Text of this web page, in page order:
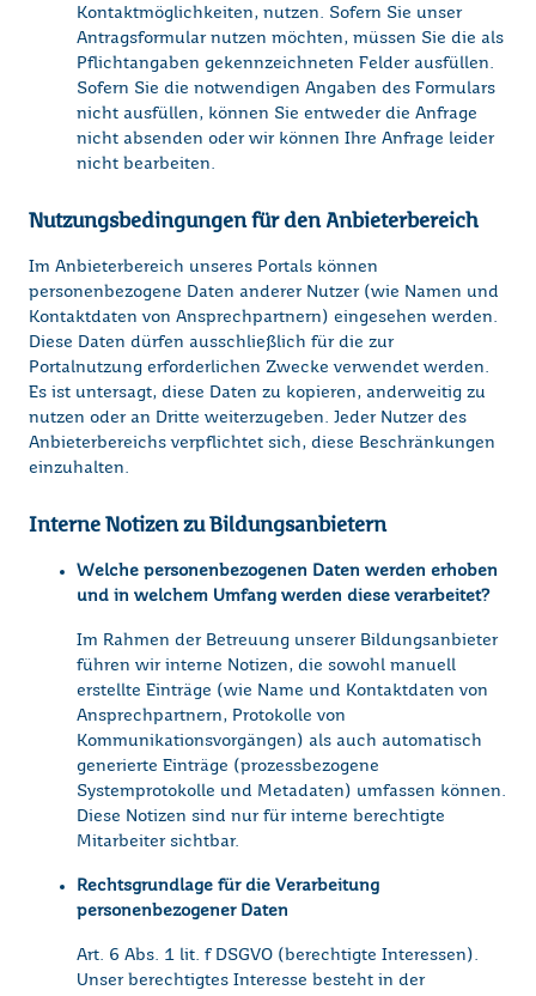
Kontaktmöglichkeiten, nutzen. Sofern Sie unser
Antragsformular nutzen möchten, müssen Sie die als
Pflichtangaben gekennzeichneten Felder ausfüllen.
Sofern Sie die notwendigen Angaben des Formulars
nicht ausfüllen, können Sie entweder die Anfrage
nicht absenden oder wir können Ihre Anfrage leider
nicht bearbeiten.
Nutzungsbedingungen für den Anbieterbereich
Im Anbieterbereich unseres Portals können
personenbezogene Daten anderer Nutzer (wie Namen und
Kontaktdaten von Ansprechpartnern) eingesehen werden.
Diese Daten dürfen ausschließlich für die zur
Portalnutzung erforderlichen Zwecke verwendet werden.
Es ist untersagt, diese Daten zu kopieren, anderweitig zu
nutzen oder an Dritte weiterzugeben. Jeder Nutzer des
Anbieterbereichs verpflichtet sich, diese Beschränkungen
einzuhalten.
Interne Notizen zu Bildungsanbietern
Welche personenbezogenen Daten werden erhoben
und in welchem Umfang werden diese verarbeitet?
Im Rahmen der Betreuung unserer Bildungsanbieter
führen wir interne Notizen, die sowohl manuell
erstellte Einträge (wie Name und Kontaktdaten von
Ansprechpartnern, Protokolle von
Kommunikationsvorgängen) als auch automatisch
generierte Einträge (prozessbezogene
Systemprotokolle und Metadaten) umfassen können.
Diese Notizen sind nur für interne berechtigte
Mitarbeiter sichtbar.
Rechtsgrundlage für die Verarbeitung
personenbezogener Daten
Art. 6 Abs. 1 lit. f DSGVO (berechtigte Interessen).
Unser berechtigtes Interesse besteht in der